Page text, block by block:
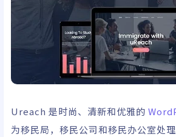
Ureach 是时尚、清新和优雅的
为移民局，移民公司和移民办公室处